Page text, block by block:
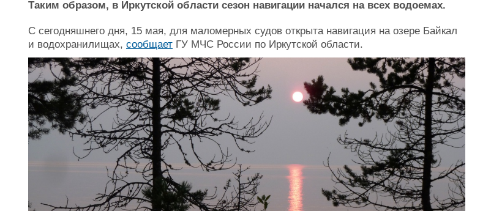
Таким образом, в Иркутской области сезон навигации начался на всех водоемах.
С сегодняшнего дня, 15 мая, для маломерных судов открыта навигация на озере Байкал
и водохранилищах, сообщает ГУ МЧС России по Иркутской области.